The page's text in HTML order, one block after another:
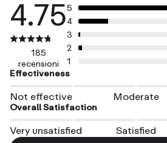
4.75
185
recensioni
5
4
3
2
1
Effectiveness
Not effective Moderate
Overall Satisfaction
Very unsatisfied Satisfied